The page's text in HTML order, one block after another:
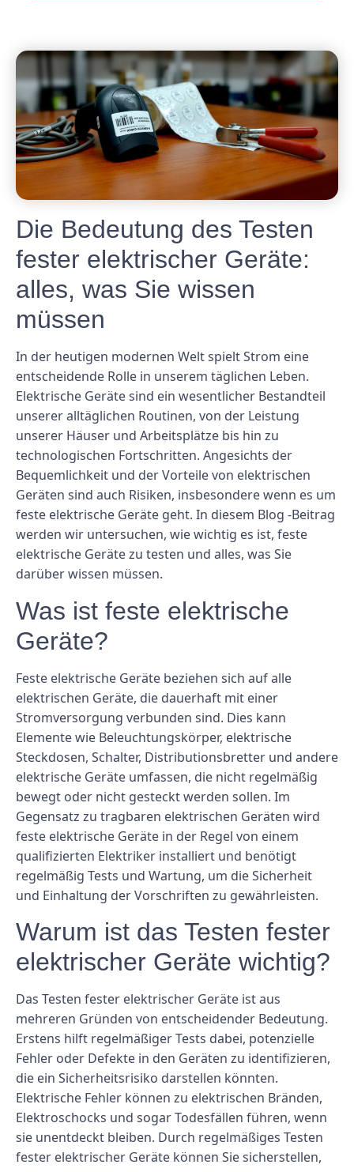
Die Bedeutung des Testen
fester elektrischer Geräte:
alles, was Sie wissen
müssen
In der heutigen modernen Welt spielt Strom eine
entscheidende Rolle in unserem täglichen Leben.
Elektrische Geräte sind ein wesentlicher Bestandteil
unserer alltäglichen Routinen, von der Leistung
unserer Häuser und Arbeitsplätze bis hin zu
technologischen Fortschritten. Angesichts der
Bequemlichkeit und der Vorteile von elektrischen
Geräten sind auch Risiken, insbesondere wenn es um
feste elektrische Geräte geht. In diesem Blog -Beitrag
werden wir untersuchen, wie wichtig es ist, feste
elektrische Geräte zu testen und alles, was Sie
darüber wissen müssen.
Was ist feste elektrische
Geräte?
Feste elektrische Geräte beziehen sich auf alle
elektrischen Geräte, die dauerhaft mit einer
Stromversorgung verbunden sind. Dies kann
Elemente wie Beleuchtungskörper, elektrische
Steckdosen, Schalter, Distributionsbretter und andere
elektrische Geräte umfassen, die nicht regelmäßig
bewegt oder nicht gesteckt werden sollen. Im
Gegensatz zu tragbaren elektrischen Geräten wird
feste elektrische Geräte in der Regel von einem
qualifizierten Elektriker installiert und benötigt
regelmäßig Tests und Wartung, um die Sicherheit
und Einhaltung der Vorschriften zu gewährleisten.
Warum ist das Testen fester
elektrischer Geräte wichtig?
Das Testen fester elektrischer Geräte ist aus
mehreren Gründen von entscheidender Bedeutung.
Erstens hilft regelmäßiger Tests dabei, potenzielle
Fehler oder Defekte in den Geräten zu identifizieren,
die ein Sicherheitsrisiko darstellen könnten.
Elektrische Fehler können zu elektrischen Bränden,
Elektroschocks und sogar Todesfällen führen, wenn
sie unentdeckt bleiben. Durch regelmäßiges Testen
fester elektrischer Geräte können Sie sicherstellen,